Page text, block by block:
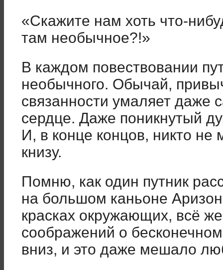
«Скажите нам хоть что-
там необычное?!»
В каждом повествовании
необычного. Обычай,
связанности умаляет
сердце. Даже поникнутый
И, в конце концов, никто
книзу.
Помню, как один путник
на большом каньоне
красках окружающих, всё же
соображений о
вниз, и это даже мешало